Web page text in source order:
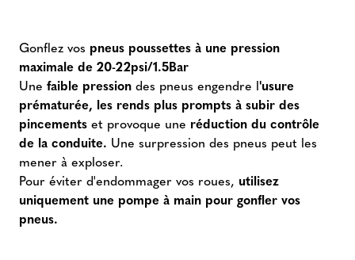
Gonflez vos pneus poussettes à une pression
maximale de 20-22psi/1.5Bar
Une faible pression des pneus engendre l'usure
prématurée, les rends plus prompts à subir des
pincements et provoque une réduction du contrôle
de la conduite. Une surpression des pneus peut les
mener à exploser.
Pour éviter d'endommager vos roues, utilisez
uniquement une pompe à main pour gonfler vos
pneus.